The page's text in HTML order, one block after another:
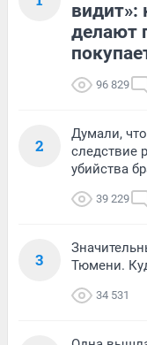
видит»:
делают
96 829
2
Думали,
следствие
убийства
39 229
3
Тюмени.
34 531